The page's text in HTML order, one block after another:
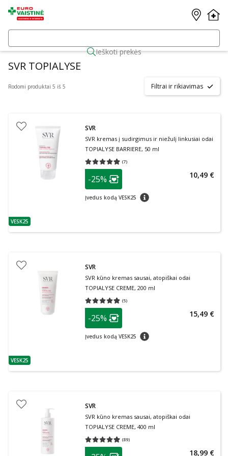
Ieškoti prekės
SVR TOPIALYSE
Rodomi produktai 5 iš 5 Filtrai ir rikiavimas
patarimas
VESK25
SVR
SVR kremas į sudirgimus ir niežulį linkusiai odai
TOPIALYSE BARRIERE, 50 ml
(7)
Vidutinis įvertinimas 4.86
patarimas
Lojalumo klubo narių nuolaida
-25%
Įvedus kodą VESK25 patarimas
10,49 €
patarimas
VESK25
SVR
SVR kūno kremas sausai, atopiškai odai
TOPIALYSE CREME, 200 ml
(5)
Vidutinis įvertinimas 4.80
patarimas
Lojalumo klubo narių nuolaida
-25%
Įvedus kodą VESK25 patarimas
15,49 €
SVR
SVR kūno kremas sausai, atopiškai odai
TOPIALYSE CREME, 400 ml
(89)
Vidutinis įvertinimas 4.92
patarimas 18,99 €